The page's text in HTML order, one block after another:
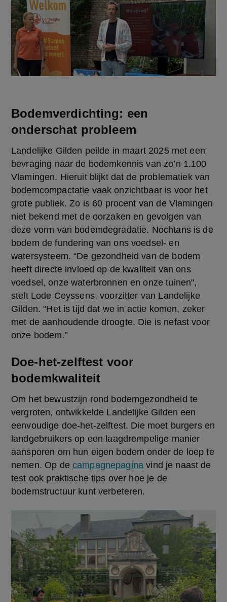
Bodemverdichting: een
onderschat probleem
Landelijke Gilden peilde in maart 2025 met een
bevraging naar de bodemkennis van zo’n 1.100
Vlamingen. Hieruit blijkt dat de problematiek van
bodemcompactatie vaak onzichtbaar is voor het
grote publiek. Zo is 60 procent van de Vlamingen
niet bekend met de oorzaken en gevolgen van
deze vorm van bodemdegradatie. Nochtans is de
bodem de fundering van ons voedsel- en
watersysteem. “De gezondheid van de bodem
heeft directe invloed op de kwaliteit van ons
voedsel, onze waterbronnen en onze tuinen",
stelt Lode Ceyssens, voorzitter van Landelijke
Gilden. "Het is tijd dat we in actie komen, zeker
met de aanhoudende droogte. Die is nefast voor
onze bodem.”
Doe-het-zelftest voor
bodemkwaliteit
Om het bewustzijn rond bodemgezondheid te
vergroten, ontwikkelde Landelijke Gilden een
eenvoudige doe-het-zelftest. Die moet burgers en
landgebruikers op een laagdrempelige manier
aansporen om hun eigen bodem onder de loep te
nemen. Op de campagnepagina vind je naast de
test ook praktische tips over hoe je de
bodemstructuur kunt verbeteren.